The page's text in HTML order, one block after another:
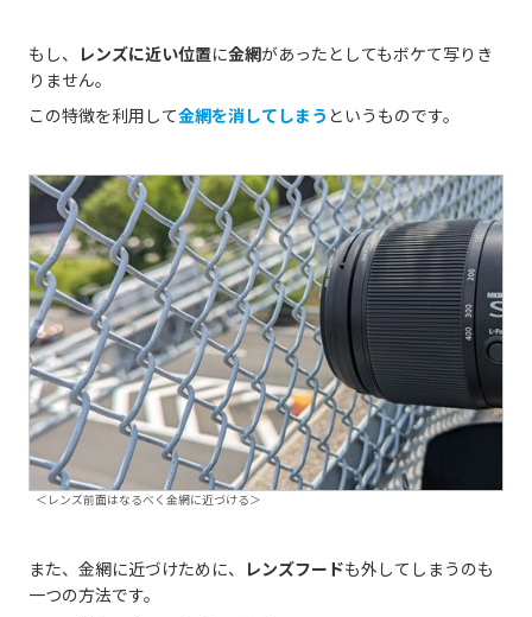
もし、 レンズに近い位置に金網があったとしてもボケて写りき
りません。
この特徴を利用して金網を消してしまう というものです。
＜レンズ前面はなるべく金網に近づける＞
また、金網に近づけために、 レンズフードも外してしまうのも
一つの方法です。